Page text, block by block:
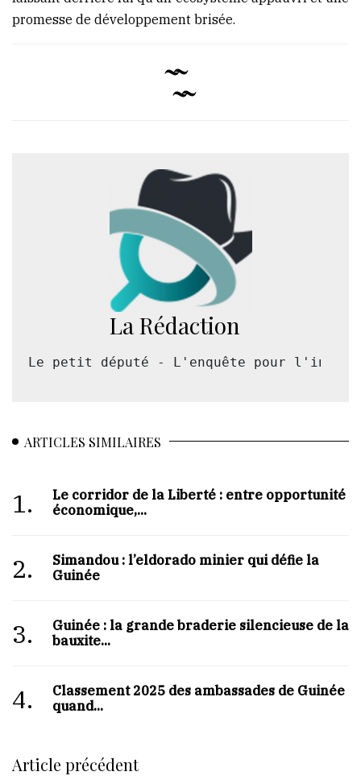
promesse de développement brisée.
La Rédaction
Le petit député - L'enquête pour
ARTICLES SIMILAIRES
1.
Le corridor de la Liberté : entre opportunité
économique,...
2.
Simandou : l’eldorado minier qui défie la
Guinée
3.
Guinée : la grande braderie silencieuse de la
bauxite...
4.
Classement 2025 des ambassades de Guinée :
quand...
Article précédent